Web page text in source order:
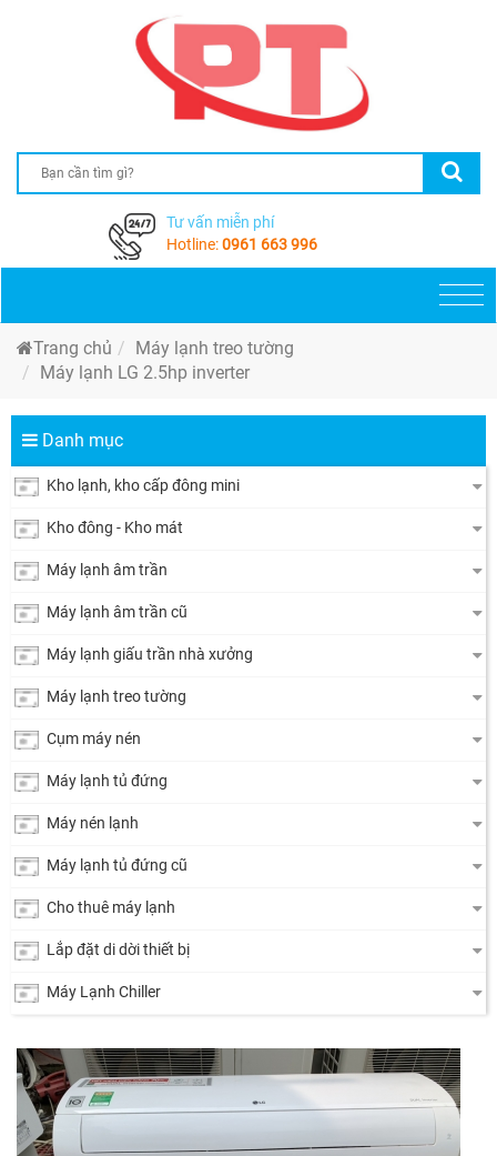
Tư vấn miễn phí
Hotline:0961 663 996
Trang chủ
Máy lạnh treo tường
Máy lạnh LG 2.5hp inverter
Danh mục
Kho lạnh, kho cấp đông mini
Kho đông - Kho mát
Máy lạnh âm trần
Máy lạnh âm trần cũ
Máy lạnh giấu trần nhà xưởng
Máy lạnh treo tường
Cụm máy nén
Máy lạnh tủ đứng
Máy nén lạnh
Máy lạnh tủ đứng cũ
Cho thuê máy lạnh
Lắp đặt di dời thiết bị
Máy Lạnh Chiller